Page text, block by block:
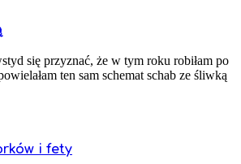
się przyznać, że w tym roku robiłam po
ten sam schemat schab ze śliwką
i fety